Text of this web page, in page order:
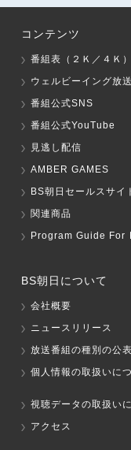
コンテンツ
番組表（２Ｋ／４Ｋ）
ウェルビーイング放送
番組公式SNS
番組公式YouTube
見逃し配信
AMBER GAMES
BS朝日セールスサイ
関連商品
Program Guide For
BS朝日について
会社概要
ニュースリリース
放送番組の種別の公
個人情報の取扱いに
視聴データの取扱い
アクセス